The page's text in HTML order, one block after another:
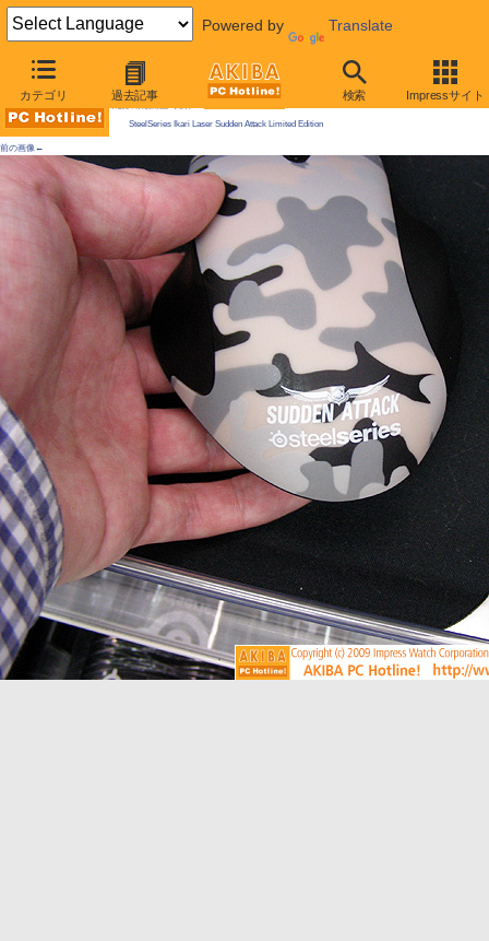
Powered by Translate
カテゴリ 過去記事 検索 Impressサイト
AKIBA PC Hotline! 2009年5月23日号
SteelSeries Ikari Laser Sudden Attack Limited Edition
前の画像←